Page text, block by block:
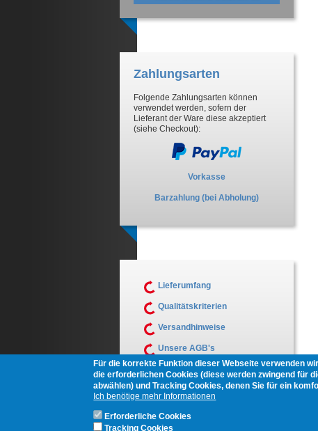
Zahlungsarten
Folgende Zahlungsarten können
verwendet werden, sofern der
Lieferant der Ware diese akzeptiert
(siehe Checkout):
Vorkasse
Barzahlung (bei Abholung)
Lieferumfang
Qualitätskriterien
Versandhinweise
Unsere AGB's
Muster Widerrufsformular
Für die korrekte Funktion dieser Webseite verwenden
die erforderlichen Cookies (diese werden zwingend für
abwählen) und Tracking Cookies, denen Sie für ein
Ich benötige mehr Informationen
Erforderliche Cookies
Tracking Cookies